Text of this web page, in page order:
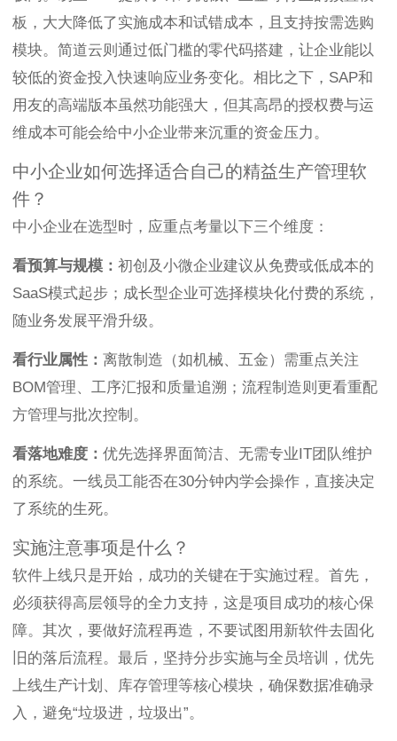
板，大大降低了实施成本和试错成本，且支持按需选购
模块。简道云则通过低门槛的零代码搭建，让企业能以
较低的资金投入快速响应业务变化。相比之下，SAP和
用友的高端版本虽然功能强大，但其高昂的授权费与运
维成本可能会给中小企业带来沉重的资金压力。
中小企业如何选择适合自己的精益生产管理软
件？
中小企业在选型时，应重点考量以下三个维度：
看预算与规模： 初创及小微企业建议从免费或低成本的
SaaS模式起步；成长型企业可选择模块化付费的系统，
随业务发展平滑升级。
看行业属性： 离散制造（如机械、五金）需重点关注
BOM管理、工序汇报和质量追溯；流程制造则更看重配
方管理与批次控制。
看落地难度： 优先选择界面简洁、无需专业IT团队维护
的系统。一线员工能否在30分钟内学会操作，直接决定
了系统的生死。
实施注意事项是什么？
软件上线只是开始，成功的关键在于实施过程。首先，
必须获得高层领导的全力支持，这是项目成功的核心保
障。其次，要做好流程再造，不要试图用新软件去固化
旧的落后流程。最后，坚持分步实施与全员培训，优先
上线生产计划、库存管理等核心模块，确保数据准确录
入，避免“垃圾进，垃圾出”。